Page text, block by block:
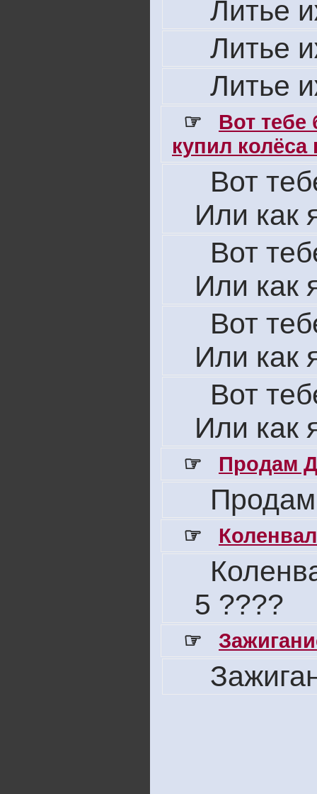
Литье
Литье
Литье
☞
Вот
купил колёса
Вот
Или как
Вот
Или как
Вот
Или как
Вот
Или как
☞ Продам
☞
5 ????
☞